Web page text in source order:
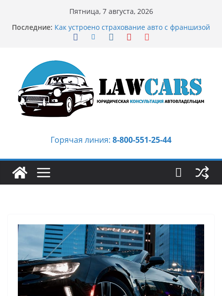
содержимому
Пятница, 7 августа, 2026
Последние: Как устроено страхование авто с франшизой
и кому оно может подойти
Аукцион мотоциклов: когда выбор
становится философией скорости
Срочный выкуп битых авто в Москве:
почему автовладельцы выбирают mos-auto
Бриллиантовые серьги: вечная классика
или остромодный тренд?
Горячая линия: 8-800-551-25-44